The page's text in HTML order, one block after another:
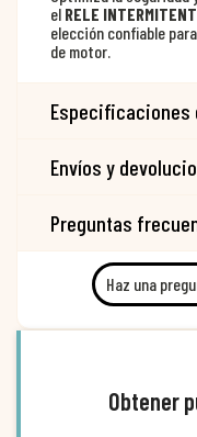
el RELE
elección confiable
de motor.
Especificaciones
Envíos y
Preguntas
Haz una
Obtener